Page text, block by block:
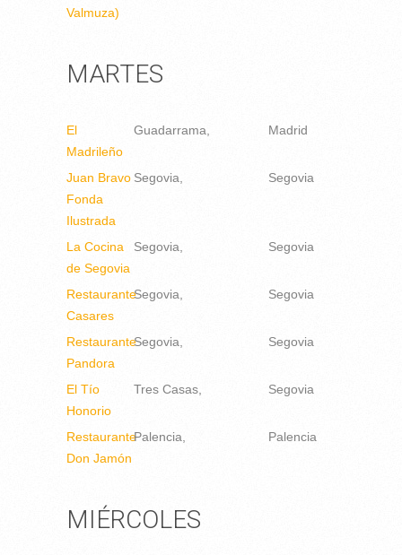
Valmuza)
MARTES
El
Madrileño
Guadarrama Madrid
Juan Bravo
Fonda
Ilustrada
Segovia Segovia
La Cocina
de Segovia
Segovia Segovia
Restaurante
Casares
Segovia Segovia
Restaurante
Pandora
Segovia Segovia
El Tío
Honorio
Tres Casas Segovia
Restaurante
Don Jamón
Palencia Palencia
MIÉRCOLES